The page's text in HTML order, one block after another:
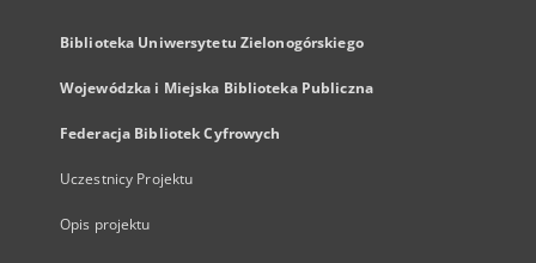
Biblioteka Uniwersytetu Zielonogórskiego
Wojewódzka i Miejska Biblioteka Publiczna
Federacja Bibliotek Cyfrowych
Uczestnicy Projektu
Opis projektu